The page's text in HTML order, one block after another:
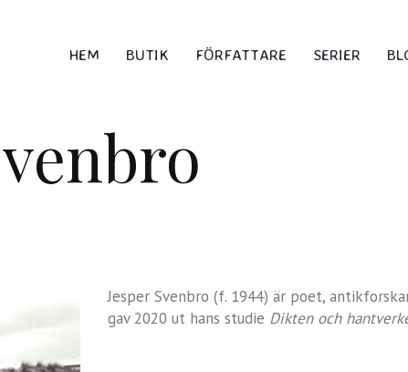
HEM BUTIK FÖRFATTARE SERIER
Jesper Svenbro (f. 1944) är poet,
gav 2020 ut hans studie Dikten och